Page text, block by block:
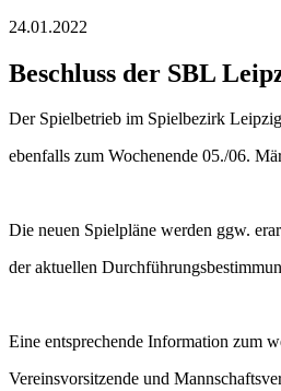
24.01.2022
Beschluss der SBL
Der Spielbetrieb im Spielbezirk
ebenfalls zum Wochenende 05./06.
Die neuen Spielpläne werden ggw.
der aktuellen
Eine entsprechende Information zum
Vereinsvorsitzende und